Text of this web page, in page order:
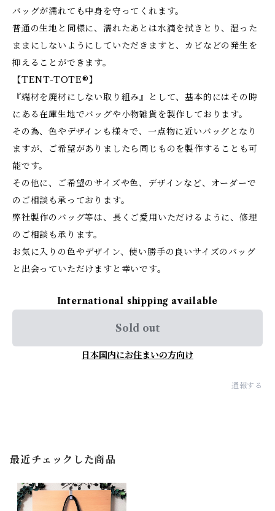
バッグが濡れても中身を守ってくれます。
普通の生地と同様に、濡れたあとは水滴を拭きとり、湿った
ままにしないようにしていただきますと、カビなどの発生を
抑えることができます。
【TENT-TOTE®】
『端材を廃材にしない取り組み』として、基本的にはその時
にある在庫生地でバッグや小物雑貨を製作しております。
その為、色やデザインも様々で、一点物に近いバッグとなり
ますが、ご希望がありましたら同じものを製作することも可
能です。
その他に、ご希望のサイズや色、デザインなど、オーダーで
のご相談も承っております。
弊社製作のバッグ等は、長くご愛用いただけるように、修理
のご相談も承ります。
お気に入りの色やデザイン、使い勝手の良いサイズのバッグ
と出会っていただけますと幸いです。
International shipping available
Sold out
日本国内にお住まいの方向け
通報する
最近チェックした商品